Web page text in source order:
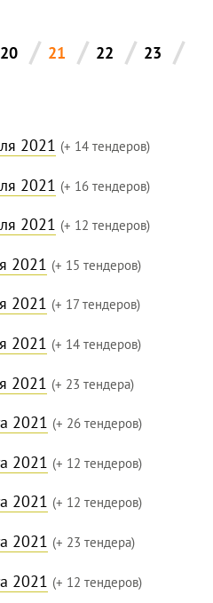
20 / 21 / 22 / 23 /
2021 (+ 14 тендеров)
2021 (+ 16 тендеров)
2021 (+ 12 тендеров)
2021 (+ 15 тендеров)
2021 (+ 17 тендеров)
2021 (+ 14 тендеров)
2021 (+ 23 тендера)
2021 (+ 26 тендеров)
2021 (+ 12 тендеров)
2021 (+ 12 тендеров)
2021 (+ 23 тендера)
2021 (+ 12 тендеров)